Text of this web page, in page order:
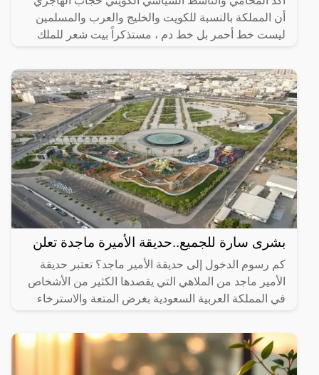
أن المملكة بالنسبة للكويت والخليج والعرب والمسلمين
ليست خط أحمر بل خط دم ، مستذكراً بيت شعر للملك
بشرى سارة للجميع..حديقة الأميرة ماجدة تعلن
كم رسوم الدخول إلى حديقة الأمير ماجد؟ تعتبر حديقة
الأمير ماجد من الملاهي التي يقصدها الكثير من الأشخاص
في المملكة العربية السعودية بغرض المتعة والاسترخاء